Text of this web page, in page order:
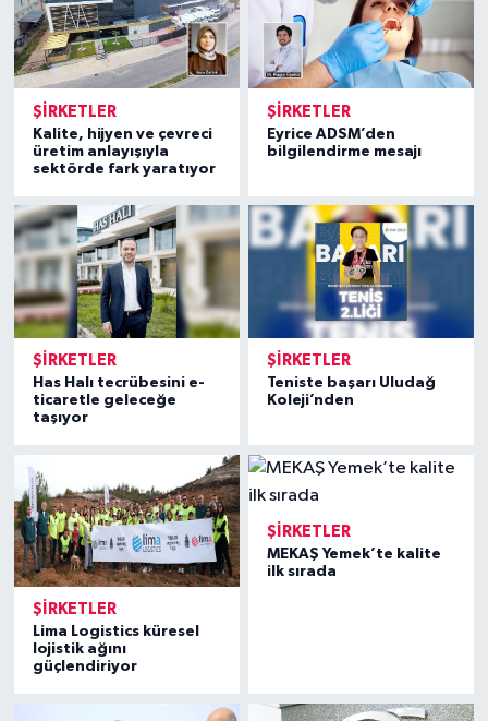
ŞIRKETLER
Kalite, hijyen ve çevreci
üretim anlayışıyla
sektörde fark yaratıyor
ŞIRKETLER
Eyrice ADSM’den
bilgilendirme mesajı
ŞIRKETLER
Has Halı tecrübesini e-
ticaretle geleceğe
taşıyor
ŞIRKETLER
Teniste başarı Uludağ
Koleji’nden
ŞIRKETLER
Lima Logistics küresel
lojistik ağını
güçlendiriyor
ŞIRKETLER
MEKAŞ Yemek’te kalite
ilk sırada